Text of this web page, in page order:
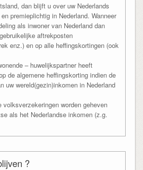
dan blijft u over uw Nederlands
premieplichtig in Nederland. Wanneer
als inwoner van Nederland dan
aftrekposten
enz.) en op alle heffingskortingen (ook
– huwelijkspartner heeft
de algemene heffingskorting indien de
uw wereld(gezin)inkomen in Nederland
volksverzekeringen worden geheven
als het Nederlandse inkomen (z.g.
?